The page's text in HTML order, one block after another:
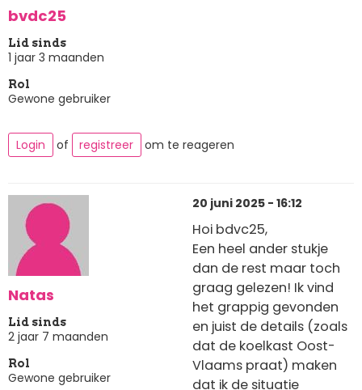
bvdc25
Lid sinds
1 jaar 3 maanden
Rol
Gewone gebruiker
Login of registreer om te reageren
Natas
Lid sinds
2 jaar 7 maanden
Rol
Gewone gebruiker
20 juni 2025 - 16:12
Hoi bdvc25,
Een heel ander stukje
dan de rest maar toch
graag gelezen! Ik vind
het grappig gevonden
en juist de details (zoals
dat de koelkast Oost-
Vlaams praat) maken
dat ik de situatie